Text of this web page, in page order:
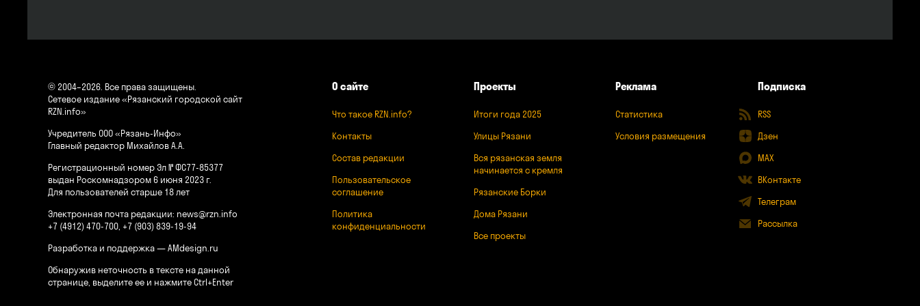
© 2004–2026. Все права защищены.
Сетевое издание «Рязанский городской сайт
RZN.info»
Учредитель ООО «Рязань-Инфо»
Главный редактор Михайлов А.А.
Регистрационный номер Эл № ФС77-85377
выдан Роскомнадзором 6 июня 2023 г.
Для пользователей старше 18 лет
Электронная почта редакции: news@rzn.info
+7 (4912) 470-700, +7 (903) 839-19-94
Разработка и поддержка —AMdesign.ru
Обнаружив неточность в тексте на данной
странице, выделите ее и нажмите Ctrl+Enter
О сайте
Что такое RZN.info?
Контакты
Состав редакции
Пользовательское
соглашение
Политика
конфиденциальности
Проекты
Итоги года 2025
Улицы Рязани
Вся рязанская земля
начинается с кремля
Рязанские Борки
Дома Рязани
Все проекты
Реклама
Статистика
Условия размещения
Подписка
RSS
Дзен
MAX
ВКонтакте
Телеграм
Рассылка